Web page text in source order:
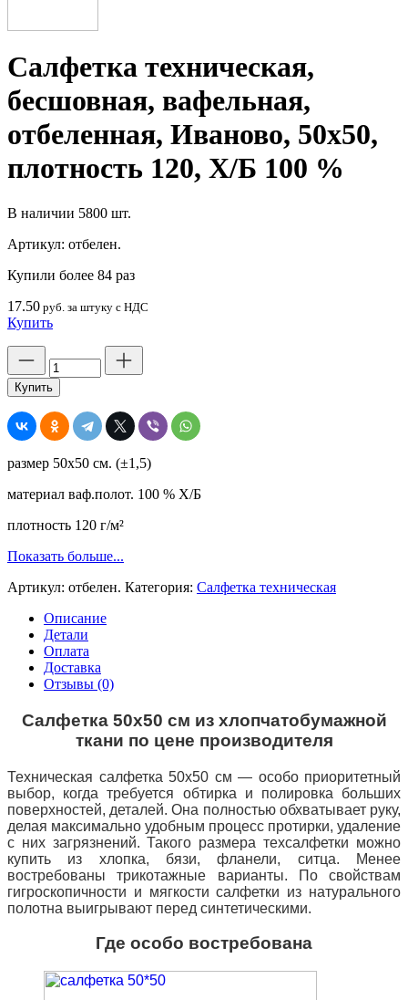
Салфетка техническая,
бесшовная, вафельная,
отбеленная, Иваново, 50х50,
плотность 120, Х/Б 100 %
В наличии 5800 шт.
Артикул: отбелен.
Купили более 84 раз
17.50 руб. за штуку с НДС
Купить
Количество
товара
Салфетка
техническая,
бесшовная,
вафельная,
Иваново,
плотность
Х/
100
%
Купить
размер 50х50 см. (±1,5)
материал ваф.полот. 100 % Х/Б
плотность 120 г/м²
Показать больше...
Артикул: отбелен. Категория: Салфетка техническая
Описание
Детали
Оплата
Доставка
Отзывы (0)
Салфетка 50х50 см из хлопчатобумажной
ткани по цене производителя
Техническая салфетка 50х50 см — особо приоритетный
выбор, когда требуется обтирка и полировка больших
поверхностей, деталей. Она полностью обхватывает руку,
делая максимально удобным процесс протирки, удаление
с них загрязнений. Такого размера техсалфетки можно
купить из хлопка, бязи, фланели, ситца. Менее
востребованы трикотажные варианты. По свойствам
гигроскопичности и мягкости салфетки из натурального
полотна выигрывают перед синтетическими.
Где особо востребована